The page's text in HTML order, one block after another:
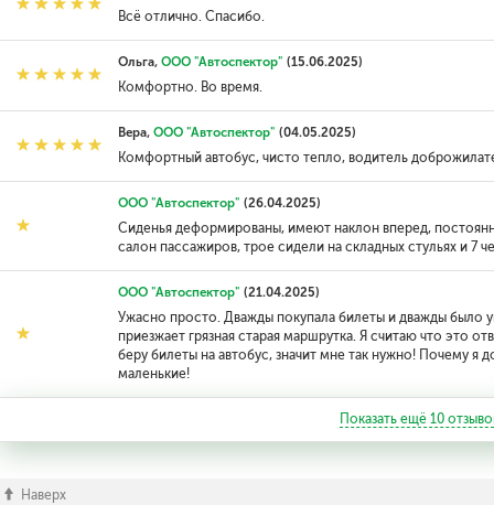
Всё отлично. Спасибо.
Ольга, ООО "Автоспектор" (15.06.2025)
Комфортно. Во время.
Вера, ООО "Автоспектор" (04.05.2025)
Комфортный автобус, чисто тепло, водитель
ООО "Автоспектор" (26.04.2025)
Сиденья деформированы, имеют наклон вперед,
салон пассажиров, трое сидели на складных стульях и 7
ООО "Автоспектор" (21.04.2025)
Ужасно просто. Дважды покупала билеты и дважды было
приезжает грязная старая маршрутка. Я считаю что это
беру билеты на автобус, значит мне так нужно! Почему я
маленькие!
Показать ещё 10
Наверх